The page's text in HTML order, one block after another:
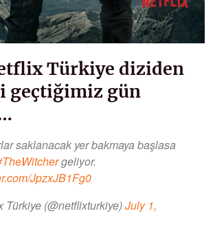
Türkiye diziden
geçtiğimiz gün
saklanacak yer bakmaya başlasa
geliyor.
JpzxJB1Fg0
(@netflixturkiye)July 1,